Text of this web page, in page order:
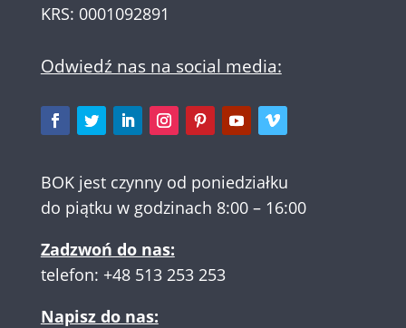
KRS: 0001092891
Odwiedź nas na social media:
BOK jest czynny od poniedziałku
do piątku w godzinach 8:00 – 16:00
Zadzwoń do nas:
telefon: +48 513 253 253
Napisz do nas: